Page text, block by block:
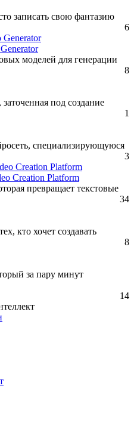
записать свою фантазию
6
моделей для генерации
8
под создание
1
специализирующуюся
3
Creation Platform
превращает текстовые
34
кто хочет создавать
8
за пару минут
14